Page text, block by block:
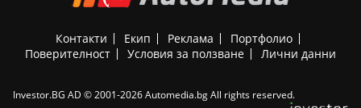
Контакти Екип Реклама
Портфолио
Поверителност
Условия за ползване Лични данни
Investor.BG AD © 2001-2026 Automedia.bg All rights reserved.